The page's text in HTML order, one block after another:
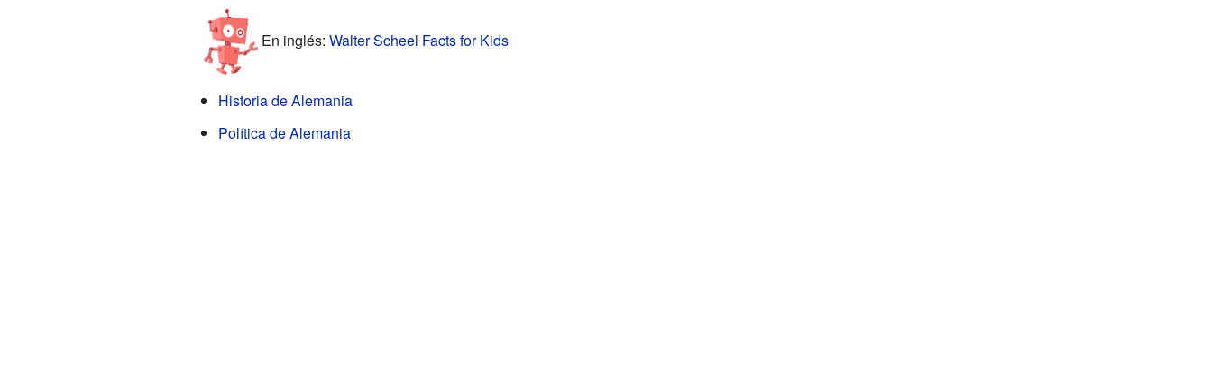
En inglés: Walter Scheel Facts for Kids
Historia de Alemania
Política de Alemania